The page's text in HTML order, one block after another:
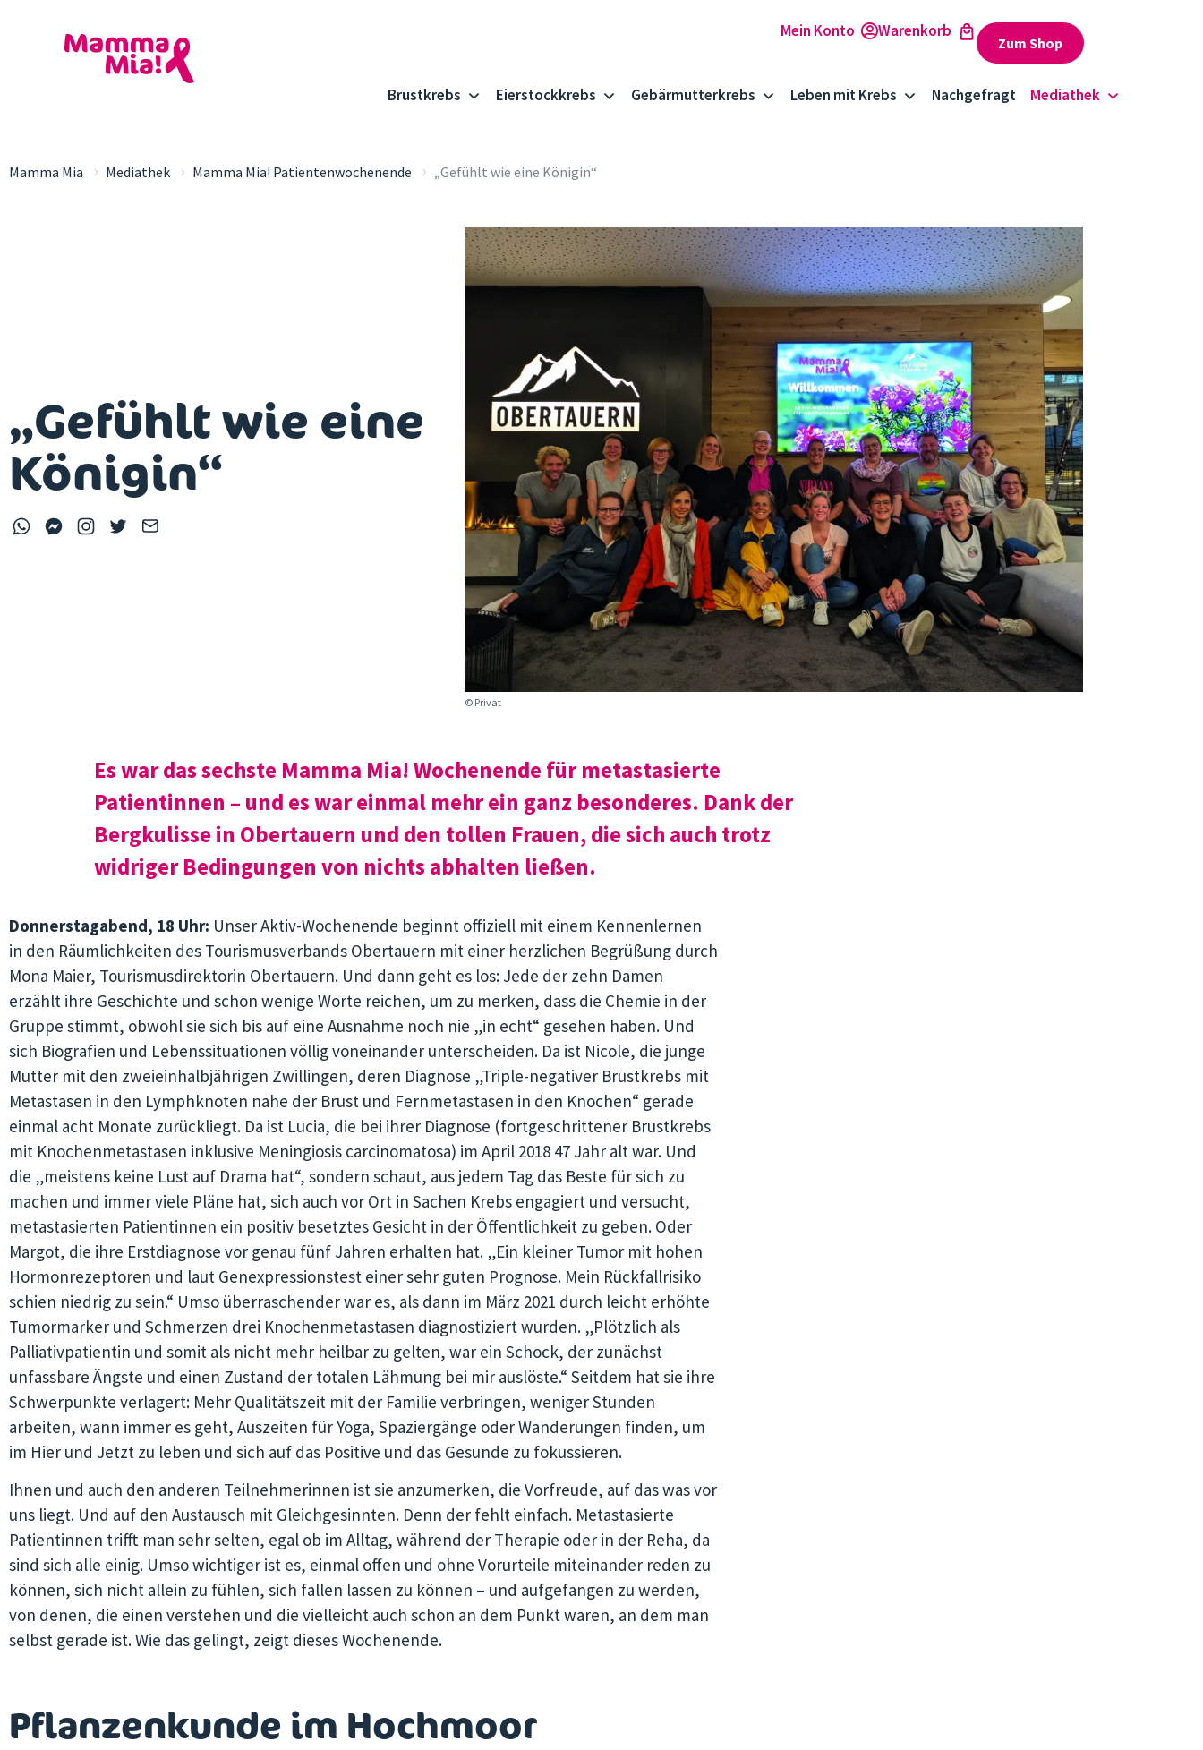
Zum Shop
Brustkrebs Eierstockkrebs Gebärmutterkrebs Leben mit Krebs Nachgefragt Mediathek
Mamma Mia › Mediathek › Mamma Mia! Patientenwochenende › „Gefühlt wie eine Königin“
„Gefühlt wie eine
Königin“
© Privat
Es war das sechste Mamma Mia! Wochenende für metastasierte
Patientinnen – und es war einmal mehr ein ganz besonderes. Dank der
Bergkulisse in Obertauern und den tollen Frauen, die sich auch trotz
widriger Bedingungen von nichts abhalten ließen.
Donnerstagabend, 18 Uhr: Unser Aktiv-Wochenende beginnt offiziell mit einem Kennenlernen
in den Räumlichkeiten des Tourismusverbands Obertauern mit einer herzlichen Begrüßung durch
Mona Maier, Tourismusdirektorin Obertauern. Und dann geht es los: Jede der zehn Damen
erzählt ihre Geschichte und schon wenige Worte reichen, um zu merken, dass die Chemie in der
Gruppe stimmt, obwohl sie sich bis auf eine Ausnahme noch nie „in echt“ gesehen haben. Und
sich Biografien und Lebenssituationen völlig voneinander unterscheiden. Da ist Nicole, die junge
Mutter mit den zweieinhalbjährigen Zwillingen, deren Diagnose „Triple-negativer Brustkrebs mit
Metastasen in den Lymphknoten nahe der Brust und Fernmetastasen in den Knochen“ gerade
einmal acht Monate zurückliegt. Da ist Lucia, die bei ihrer Diagnose (fortgeschrittener Brustkrebs
mit Knochenmetastasen inklusive Meningiosis carcinomatosa) im April 2018 47 Jahr alt war. Und
die „meistens keine Lust auf Drama hat“, sondern schaut, aus jedem Tag das Beste für sich zu
machen und immer viele Pläne hat, sich auch vor Ort in Sachen Krebs engagiert und versucht,
metastasierten Patientinnen ein positiv besetztes Gesicht in der Öffentlichkeit zu geben. Oder
Margot, die ihre Erstdiagnose vor genau fünf Jahren erhalten hat. „Ein kleiner Tumor mit hohen
Hormonrezeptoren und laut Genexpressionstest einer sehr guten Prognose. Mein Rückfallrisiko
schien niedrig zu sein.“ Umso überraschender war es, als dann im März 2021 durch leicht erhöhte
Tumormarker und Schmerzen drei Knochenmetastasen diagnostiziert wurden. „Plötzlich als
Palliativpatientin und somit als nicht mehr heilbar zu gelten, war ein Schock, der zunächst
unfassbare Ängste und einen Zustand der totalen Lähmung bei mir auslöste.“ Seitdem hat sie ihre
Schwerpunkte verlagert: Mehr Qualitätszeit mit der Familie verbringen, weniger Stunden
arbeiten, wann immer es geht, Auszeiten für Yoga, Spaziergänge oder Wanderungen finden, um
im Hier und Jetzt zu leben und sich auf das Positive und das Gesunde zu fokussieren.
Ihnen und auch den anderen Teilnehmerinnen ist sie anzumerken, die Vorfreude, auf das was vor
uns liegt. Und auf den Austausch mit Gleichgesinnten. Denn der fehlt einfach. Metastasierte
Patientinnen trifft man sehr selten, egal ob im Alltag, während der Therapie oder in der Reha, da
sind sich alle einig. Umso wichtiger ist es, einmal offen und ohne Vorurteile miteinander reden zu
können, sich nicht allein zu fühlen, sich fallen lassen zu können – und aufgefangen zu werden,
von denen, die einen verstehen und die vielleicht auch schon an dem Punkt waren, an dem man
selbst gerade ist. Wie das gelingt, zeigt dieses Wochenende.
Pflanzenkunde im Hochmoor